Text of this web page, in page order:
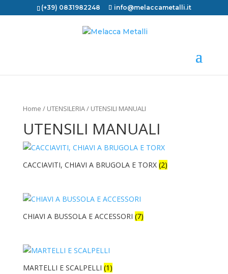
(+39) 0831982248 info@melaccametalli.it
Home / UTENSILERIA/ UTENSILI MANUALI
UTENSILI MANUALI
CACCIAVITI, CHIAVI A BRUGOLA E TORX (2)
CHIAVI A BUSSOLA E ACCESSORI (7)
MARTELLI E SCALPELLI (1)